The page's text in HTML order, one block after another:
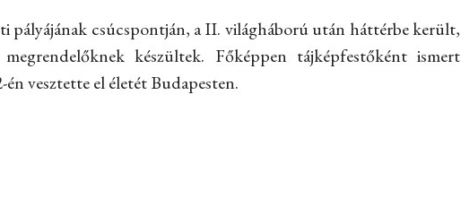
pályájának csúcspontján, a II. világháború után háttérbe került,
készültek. Főképpen tájképfestőként ismert
vesztette el életét Budapesten.